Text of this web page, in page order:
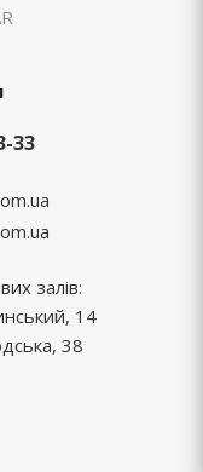
33
залів:
14
38